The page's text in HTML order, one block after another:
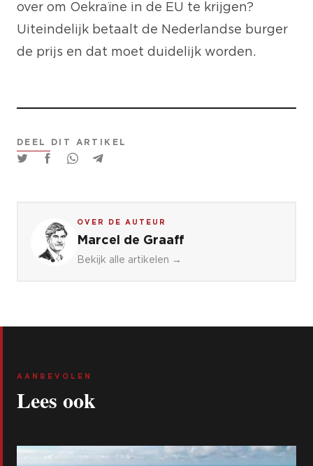
over om Oekraïne in de EU te krijgen?
Uiteindelijk betaalt de Nederlandse burger
de prijs en dat moet duidelijk worden.
DEEL DIT ARTIKEL
OVER DE AUTEUR
Marcel de Graaff
Bekijk alle artikelen →
AANBEVOLEN
Lees ook